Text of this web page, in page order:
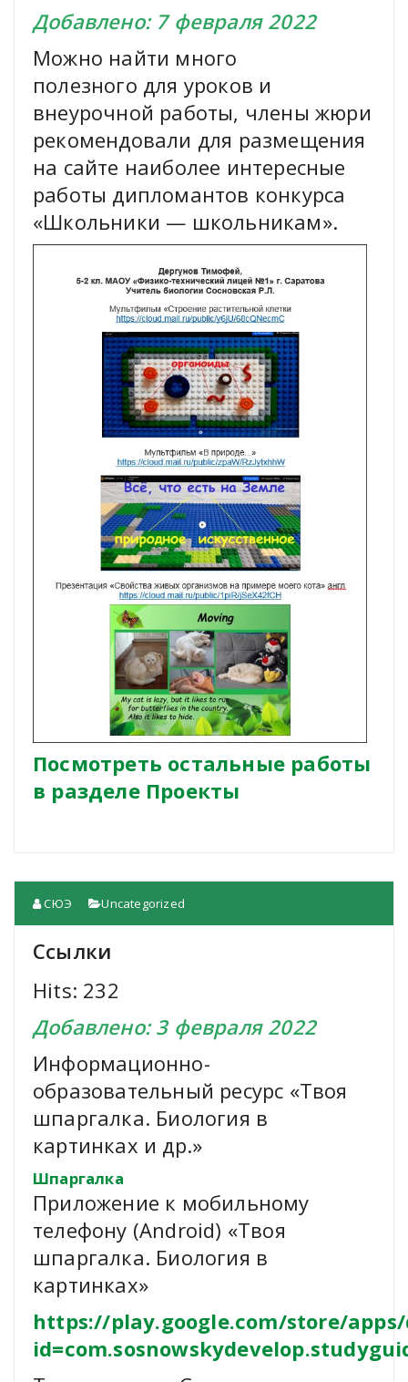
Добавлено: 7 февраля 2022
Можно найти много
полезного для уроков и
внеурочной работы, члены жюри
рекомендовали для размещения
на сайте наиболее интересные
работы дипломантов конкурса
«Школьники — школьникам».
Посмотреть остальные работы
в разделе Проекты
СЮЭ Uncategorized
Ссылки
Hits: 232
Добавлено: 3 февраля 2022
Информационно-
образовательный ресурс «Твоя
шпаргалка. Биология в
картинках и др.»
Шпаргалка
Приложение к мобильному
телефону (Android) «Твоя
шпаргалка. Биология в
картинках»
https://play.google.com/store/